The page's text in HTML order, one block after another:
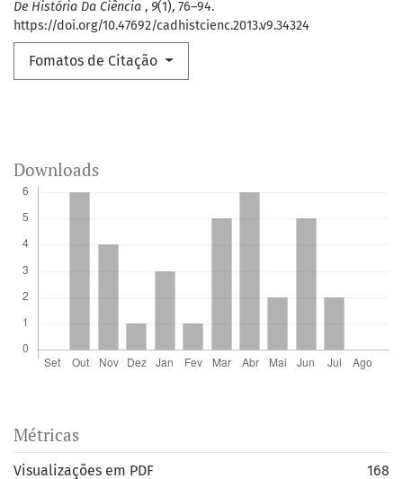
De História Da Ciência , 9(1), 76–94.
https://doi.org/10.47692/cadhistcienc.2013.v9.34324
Fomatos de Citação
Downloads
Métricas
Visualizações em PDF 168